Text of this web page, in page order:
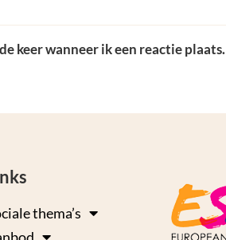
keer wanneer ik een reactie plaats.
thema’s